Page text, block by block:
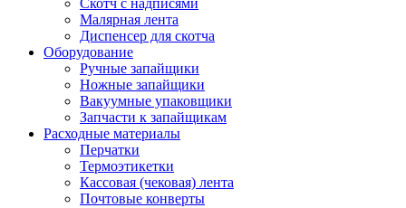
Малярная лента
Диспенсер для скотча
Оборудование
Ручные запайщики
Ножные запайщики
Вакуумные упаковщики
Запчасти к запайщикам
Расходные материалы
Перчатки
Термоэтикетки
Кассовая (чековая) лента
Почтовые конверты